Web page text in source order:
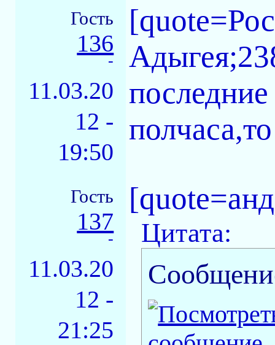
Гость
136
-
11.03.20
12 -
19:50
Гость
137
-
11.03.20
12 -
21:25
Цитата: